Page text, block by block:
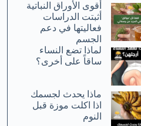
أقوى الأوراق النباتية
أثبتت الدراسات
فعاليتها في دعم
الجسم
لماذا تضع النساء
ساقاً على أخرى؟
ماذا يحدث لجسمك
اذا اكلت موزة قبل
النوم